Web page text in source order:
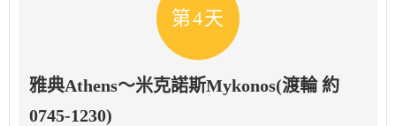
第4天
雅典Athens～米克諾斯Mykonos(渡輪 約
0745-1230)